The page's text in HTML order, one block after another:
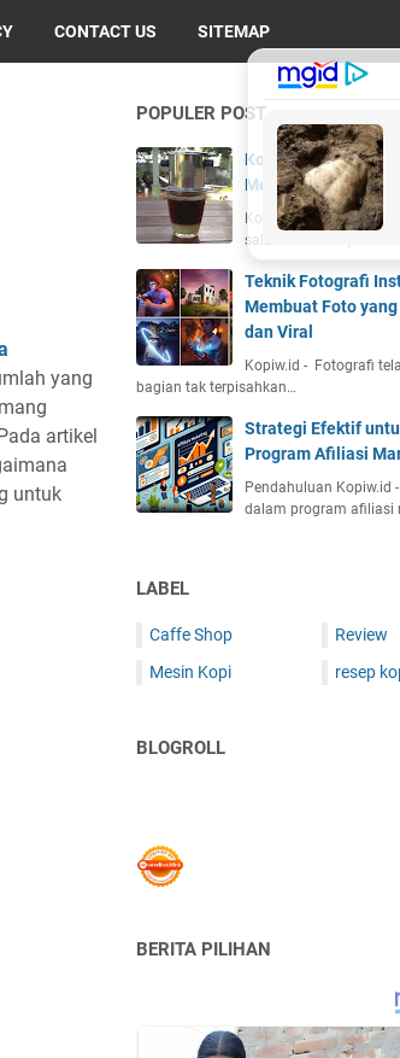
CONTACT US SITEMAP
yang
artikel
untuk
POPULER POST
Kopi Vietnam Drip:
Membuat, dan Cita
Kopiw.id - Kopi
salah satu kekayaan bu…
Teknik Fotografi
Membuat Foto
dan Viral
Kopiw.id - Fotografi
bagian tak terpisahkan…
Strategi Efektif
Program Afiliasi
Pendahuluan Kopiw.id
dalam program afiliasi
LABEL
Caffe Shop
Mesin Kopi
Review
resep
BLOGROLL
BERITA PILIHAN